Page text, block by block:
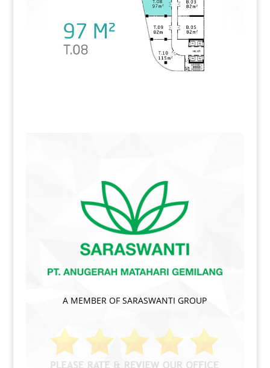
A MEMBER OF SARASWANTI GROUP